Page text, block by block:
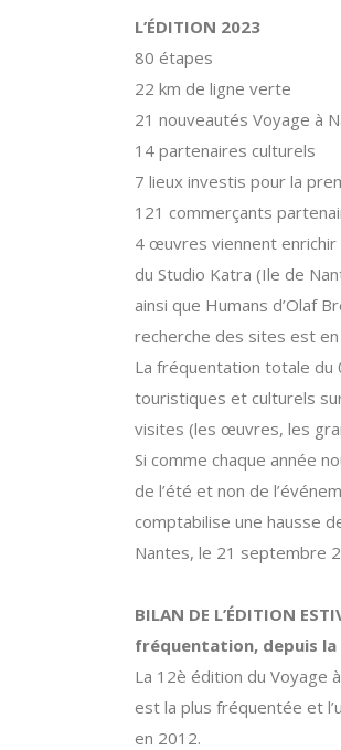
L’ÉDITION 2023
80 étapes
22 km de ligne verte
21 nouveautés Voyage à
14 partenaires culturels
7 lieux investis pour la
121 commerçants
4 œuvres viennent enrichir
du Studio Katra (Ile de
ainsi que Humans d’Olaf
recherche des sites est en
La fréquentation totale du
touristiques et culturels
visites (les œuvres, les
Si comme chaque année
de l’été et non de
comptabilise une hausse
Nantes, le 21 septembre
BILAN DE L’ÉDITION
fréquentation, depuis la
La 12è édition du Voyage
est la plus fréquentée et
en 2012.